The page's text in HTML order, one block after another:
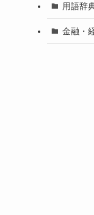
用語辞
金融・